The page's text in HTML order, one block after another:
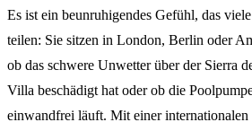
Es ist ein beunruhigendes Gefühl, das
teilen: Sie sitzen in London, Berlin oder
ob das schwere Unwetter über der Sierra
Villa beschädigt hat oder ob die
einwandfrei läuft. Mit einer